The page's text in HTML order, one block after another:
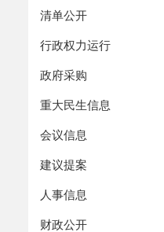
清单公开
行政权力运行
政府采购
重大民生信息
会议信息
建议提案
人事信息
财政公开